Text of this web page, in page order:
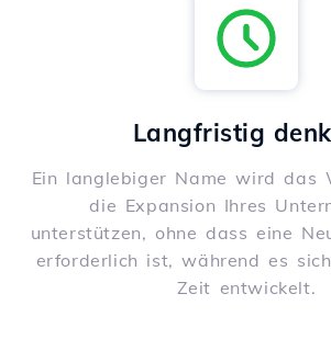
Langfristig
Ein langlebiger Name wird das
die Expansion Ihres
unterstützen, ohne dass eine
erforderlich ist, während es
Zeit entwickelt.